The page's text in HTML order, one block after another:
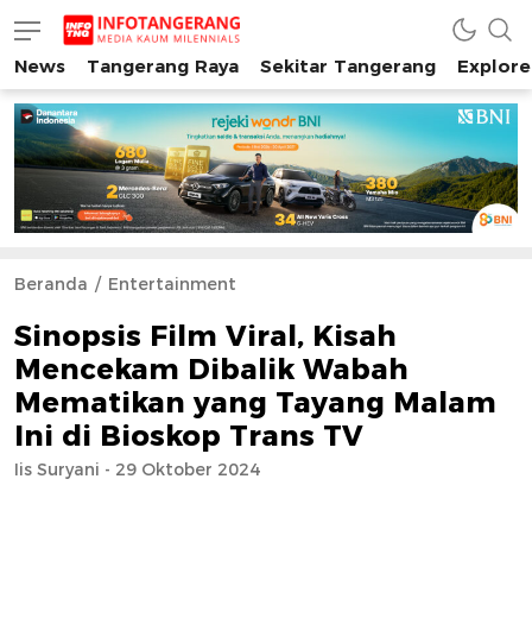
INFO TANGERANG
Media Kaum Millenials Tangerang Raya
News Tangerang Raya Sekitar Tangerang
Beranda Entertainment
Sinopsis Film Viral, Kisah
Mencekam Dibalik Wabah
Mematikan yang Tayang Malam
Ini di Bioskop Trans TV
Iis Suryani - 29 Oktober 2024